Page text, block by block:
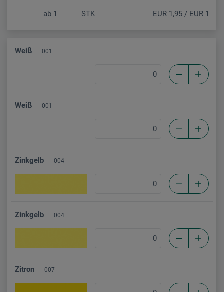
ab 1 STK EUR 1,95 / EUR 1,63
Weiß 001
Weiß 001
Zinkgelb 004
Zinkgelb 004
Zitron 007